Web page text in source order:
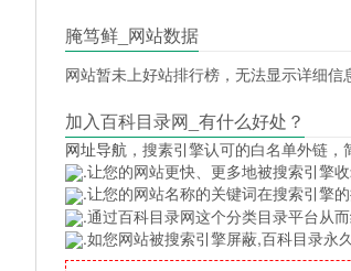
腌笃鲜_网站数据
网站暂未上好站排行榜，无法显示详细信
加入百科目录网_有什么好处？
网址导航 ，搜素引擎认可的白名单外链
.让您的网站更快、更多地被搜索引擎
.让您的网站名称的关键词在搜索引擎
.通过百科目录网这个分类目录平台从
.如您网站被搜索引擎屏蔽,百科目录永